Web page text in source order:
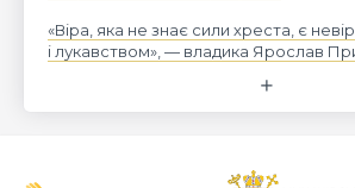
«Віра, яка не знає сили хреста, є
і лукавством», — владика Ярослав